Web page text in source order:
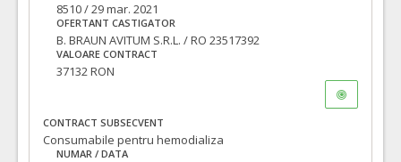
8510 / 29 mar. 2021
OFERTANT CASTIGATOR
B. BRAUN AVITUM S.R.L. / RO 23517392
VALOARE CONTRACT
37132 RON
CONTRACT SUBSECVENT
Consumabile pentru hemodializa
NUMAR / DATA